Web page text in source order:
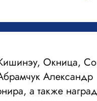
Окница,
Александр
а также